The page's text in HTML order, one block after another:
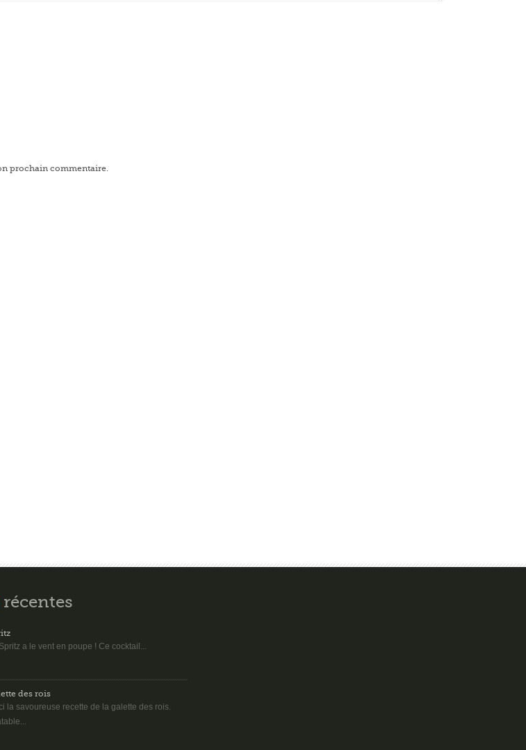
prochain commentaire.
récentes
a le vent en poupe ! Ce cocktail...
des rois
la savoureuse recette de la galette des rois.